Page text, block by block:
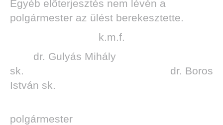
Egyéb előterjesztés nem lévén a
polgármester az ülést berekesztette.
k.m.f.
dr. Gulyás Mihály
sk. dr. Boros
István sk.
polgármester